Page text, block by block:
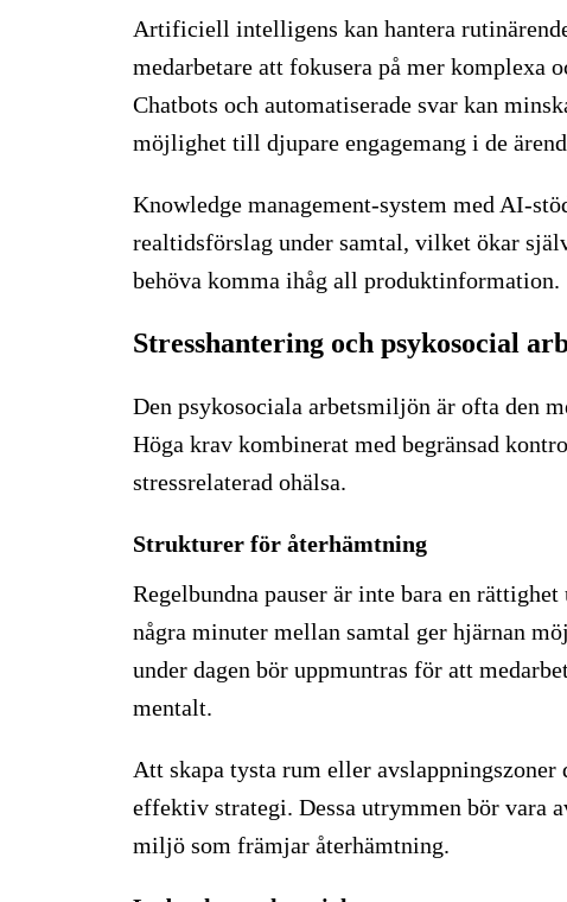
Artificiell intelligens kan hantera
medarbetare att fokusera på mer komplexa
Chatbots och automatiserade svar kan
möjlighet till djupare engagemang i de
Knowledge management-system med AI-
realtidsförslag under samtal, vilket ökar
behöva komma ihåg all produktinformation.
Stresshantering och psykosocial
Den psykosociala arbetsmiljön är ofta den
Höga krav kombinerat med begränsad
stressrelaterad ohälsa.
Strukturer för återhämtning
Regelbundna pauser är inte bara en
några minuter mellan samtal ger hjärnan
under dagen bör uppmuntras för att
mentalt.
Att skapa tysta rum eller
effektiv strategi. Dessa utrymmen bör vara
miljö som främjar återhämtning.